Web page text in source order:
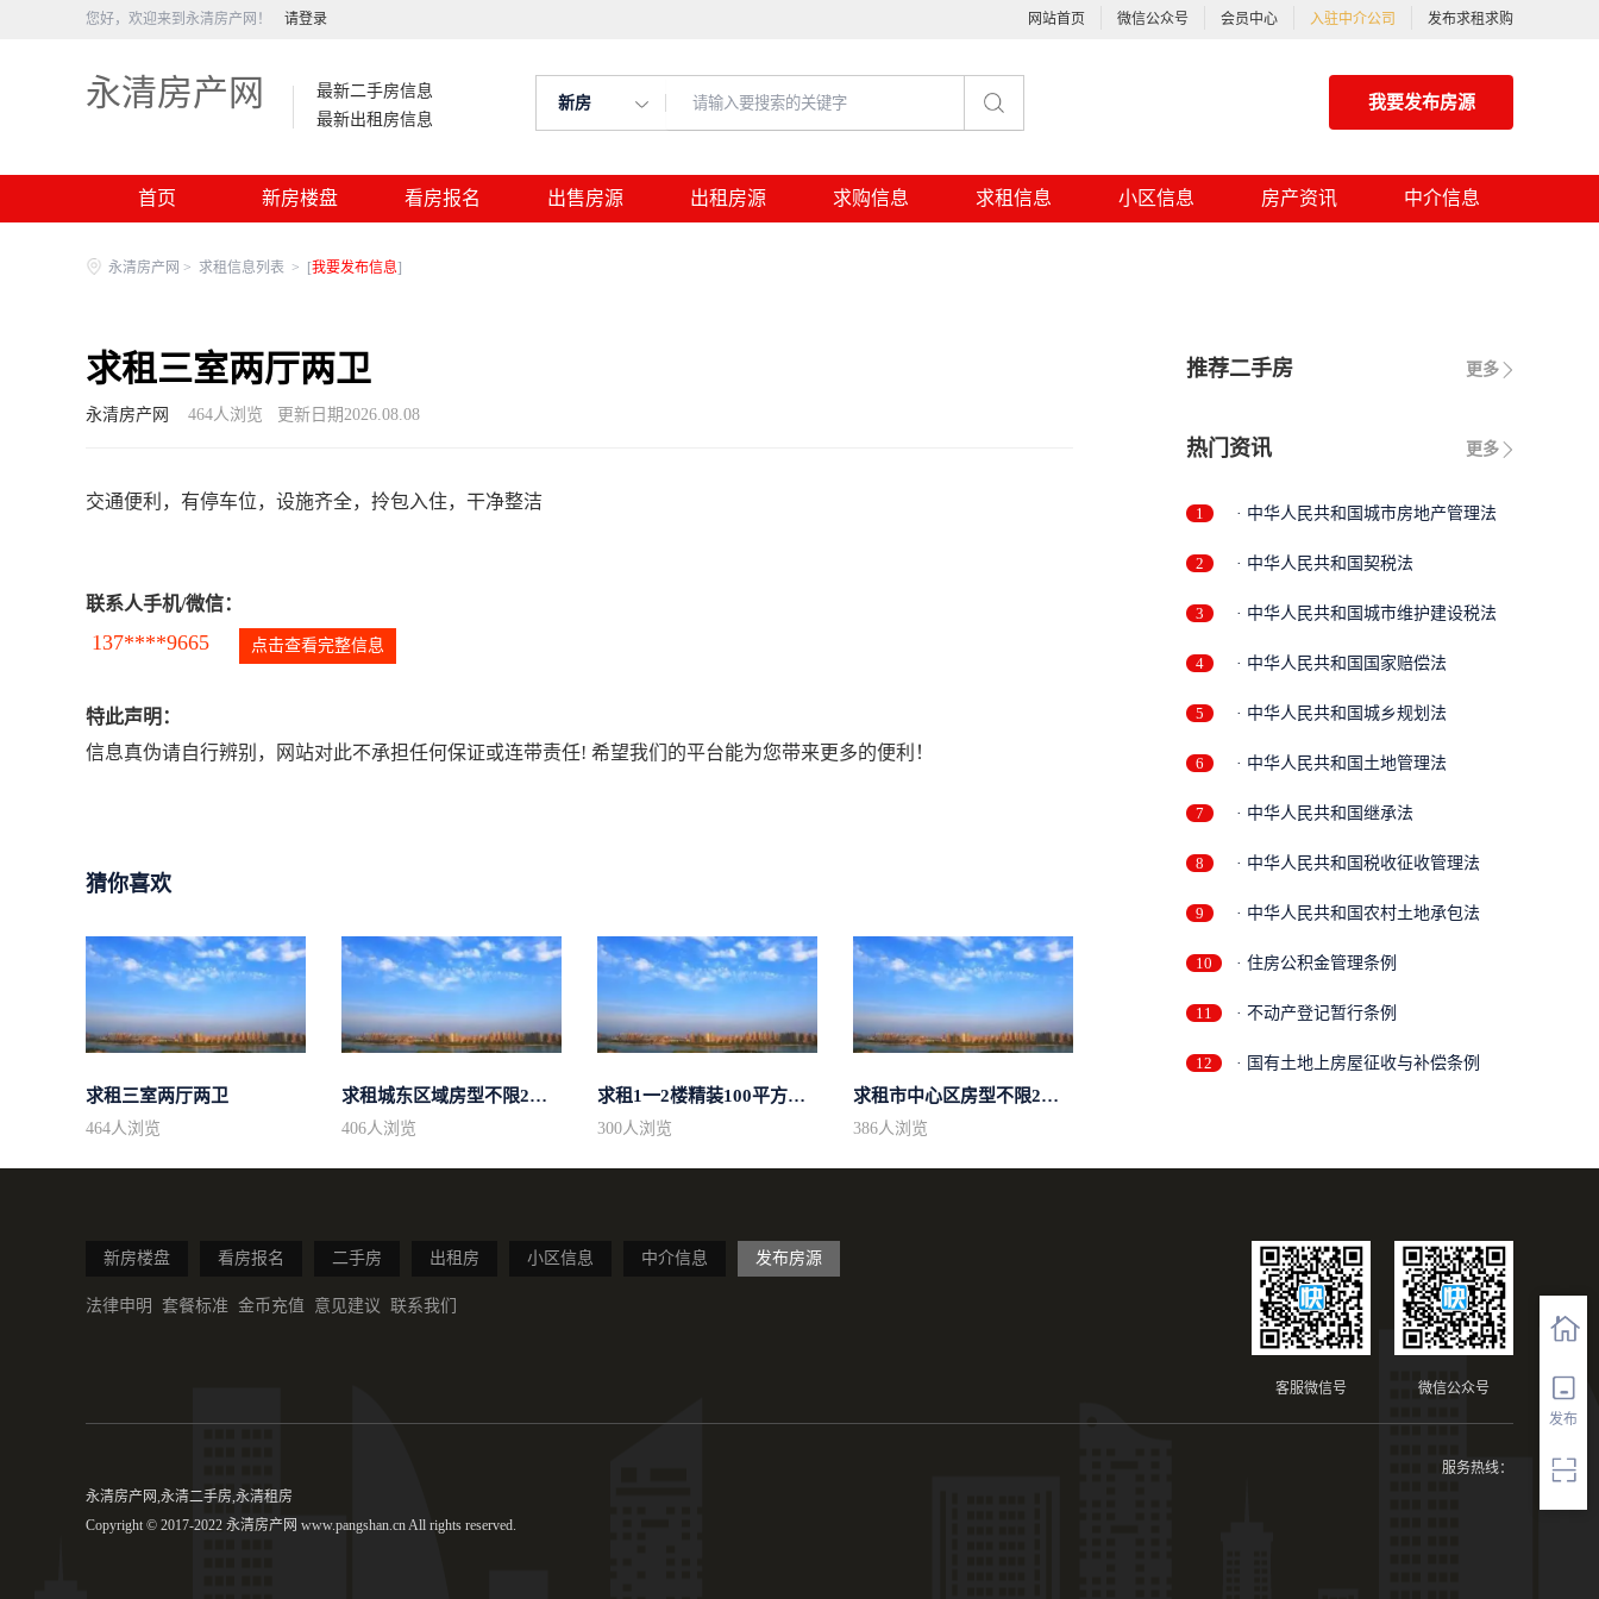
您好，欢迎来到永清房产网！ 请登录 网站首页 微信公众号 会员中心 入驻中介公司 发布求租求购
永清房产网
最新二手房信息
最新出租房信息
新房 我要发布房源
首页 新房楼盘 看房报名 出售房源 出租房源 求购信息 求租信息 小区信息 房产资讯 中介信息
发布
永清房产网 > 求租信息列表 > [我要发布信息]
求租三室两厅两卫
永清房产网 464人浏览 更新日期2026.08.08
交通便利，有停车位，设施齐全，拎包入住，干净整洁
联系人手机/微信：
137****9665 点击查看完整信息
特此声明：
信息真伪请自行辨别，网站对此不承担任何保证或连带责任! 希望我们的平台能为您带来更多的便利！
猜你喜欢
求租三室两厅两卫
464人浏览
求租城东区域房型不限2室2卫装修不限2...
406人浏览
求租1一2楼精装100平方里面基本设备不...
300人浏览
求租市中心区房型不限2室1厅中档装修
386人浏览
更多
推荐二手房
更多
热门资讯
1 · 中华人民共和国城市房地产管理法
2 · 中华人民共和国契税法
3 · 中华人民共和国城市维护建设税法
4 · 中华人民共和国国家赔偿法
5 · 中华人民共和国城乡规划法
6 · 中华人民共和国土地管理法
7 · 中华人民共和国继承法
8 · 中华人民共和国税收征收管理法
9 · 中华人民共和国农村土地承包法
10 · 住房公积金管理条例
11 · 不动产登记暂行条例
12 · 国有土地上房屋征收与补偿条例
新房楼盘 看房报名 二手房 出租房 小区信息 中介信息 发布房源
法律申明 套餐标准 金币充值 意见建议 联系我们
微信公众号
客服微信号
服务热线：
永清房产网,永清二手房,永清租房
Copyright © 2017-2022 永清房产网 www.pangshan.cn All rights reserved.